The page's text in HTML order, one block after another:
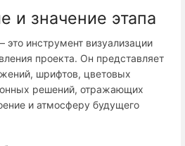
и значение этапа
инструмент визуализации
проекта. Он представляет
шрифтов, цветовых
решений, отражающих
и атмосферу будущего